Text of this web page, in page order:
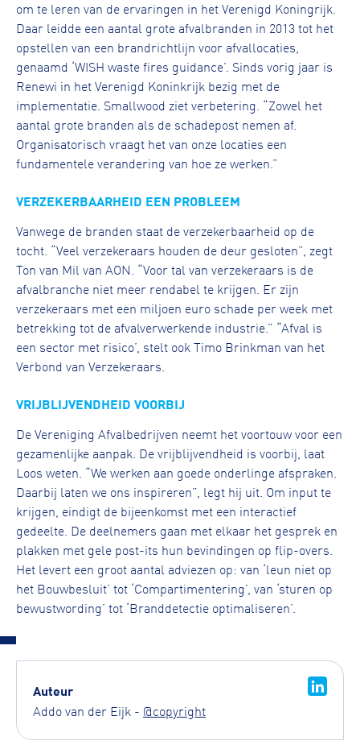
om te leren van de ervaringen in het Verenigd Koningrijk.
Daar leidde een aantal grote afvalbranden in 2013 tot het
opstellen van een brandrichtlijn voor afvallocaties,
genaamd ‘WISH waste fires guidance’. Sinds vorig jaar is
Renewi in het Verenigd Koninkrijk bezig met de
implementatie. Smallwood ziet verbetering. “Zowel het
aantal grote branden als de schadepost nemen af.
Organisatorisch vraagt het van onze locaties een
fundamentele verandering van hoe ze werken.”
VERZEKERBAARHEID EEN PROBLEEM
Vanwege de branden staat de verzekerbaarheid op de
tocht. “Veel verzekeraars houden de deur gesloten”, zegt
Ton van Mil van AON. “Voor tal van verzekeraars is de
afvalbranche niet meer rendabel te krijgen. Er zijn
verzekeraars met een miljoen euro schade per week met
betrekking tot de afvalverwerkende industrie.” “Afval is
een sector met risico’, stelt ook Timo Brinkman van het
Verbond van Verzekeraars.
VRIJBLIJVENDHEID VOORBIJ
De Vereniging Afvalbedrijven neemt het voortouw voor een
gezamenlijke aanpak. De vrijblijvendheid is voorbij, laat
Loos weten. “We werken aan goede onderlinge afspraken.
Daarbij laten we ons inspireren”, legt hij uit. Om input te
krijgen, eindigt de bijeenkomst met een interactief
gedeelte. De deelnemers gaan met elkaar het gesprek en
plakken met gele post-its hun bevindingen op flip-overs.
Het levert een groot aantal adviezen op: van ‘leun niet op
het Bouwbesluit’ tot ‘Compartimentering’, van ‘sturen op
bewustwording’ tot ‘Branddetectie optimaliseren’.
Auteur
Addo van der Eijk - @copyright